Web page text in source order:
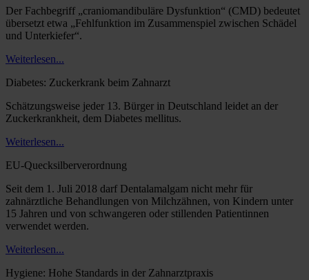
Der Fachbegriff „craniomandibuläre Dysfunktion“ (CMD) bedeutet
übersetzt etwa „Fehlfunktion im Zusammenspiel zwischen Schädel
und Unterkiefer“.
Weiterlesen...
Diabetes: Zuckerkrank beim Zahnarzt
Schätzungsweise jeder 13. Bürger in Deutschland leidet an der
Zuckerkrankheit, dem Diabetes mellitus.
Weiterlesen...
EU-Quecksilberverordnung
Seit dem 1. Juli 2018 darf Dentalamalgam nicht mehr für
zahnärztliche Behandlungen von Milchzähnen, von Kindern unter
15 Jahren und von schwangeren oder stillenden Patientinnen
verwendet werden.
Weiterlesen...
Hygiene: Hohe Standards in der Zahnarztpraxis